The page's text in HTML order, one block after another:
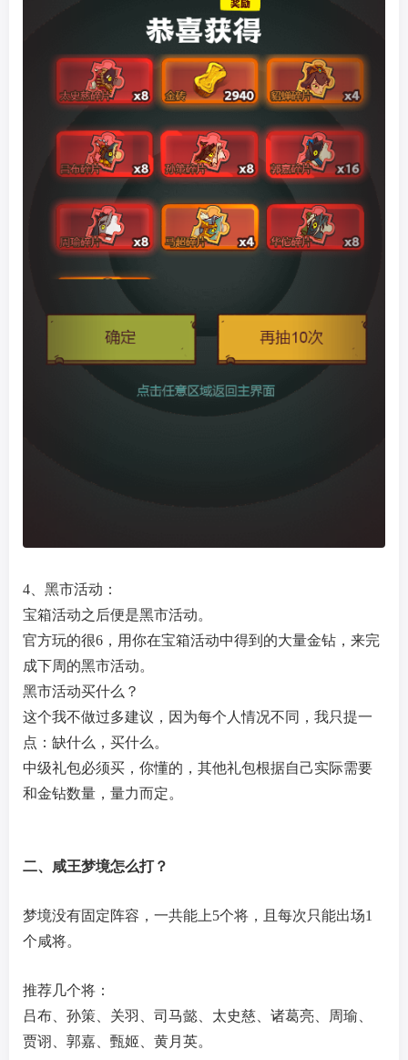
4、黑市活动：
宝箱活动之后便是黑市活动。
官方玩的很6，用你在宝箱活动中得到的大量金钻，来完
成下周的黑市活动。
黑市活动买什么？
这个我不做过多建议，因为每个人情况不同，我只提一
点：缺什么，买什么。
中级礼包必须买，你懂的，其他礼包根据自己实际需要
和金钻数量，量力而定。
二、咸王梦境怎么打？
梦境没有固定阵容，一共能上5个将，且每次只能出场1
个咸将。
推荐几个将：
吕布、孙策、关羽、司马懿、太史慈、诸葛亮、周瑜、
贾诩、郭嘉、甄姬、黄月英。